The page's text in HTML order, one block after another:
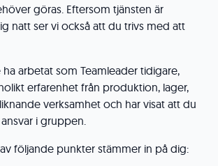
göras. Eftersom tjänsten är
natt ser vi också att du trivs med att
arbetat som Teamleader tidigare,
erfarenhet från produktion, lager,
verksamhet och har visat att du
i gruppen.
följande punkter stämmer in på dig: